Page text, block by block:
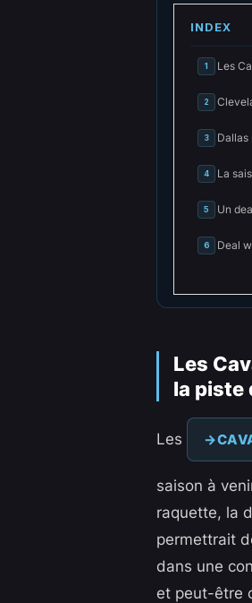
INDEX
1 Les
2
3 Dallas
4 La
5 Un
6 Deal
Les
la piste
Les
saison à
raquette, la
permettrait
dans une
et peut-être